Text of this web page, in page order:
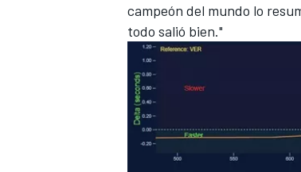
campeón del mundo lo
todo salió bien."